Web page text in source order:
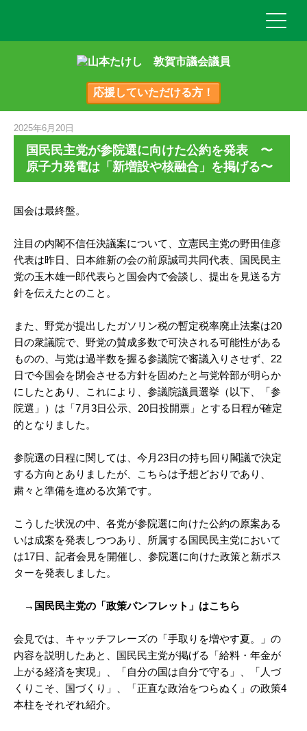
応援していただける方！
2025年6月20日
国民民主党が参院選に向けた公約を発表 〜
原子力発電は「新増設や核融合」を掲げる〜
国会は最終盤。
注目の内閣不信任決議案について、立憲民主党の野田佳彦
代表は昨日、日本維新の会の前原誠司共同代表、国民民主
党の玉木雄一郎代表らと国会内で会談し、提出を見送る方
針を伝えたとのこと。
また、野党が提出したガソリン税の暫定税率廃止法案は20
日の衆議院で、野党の賛成多数で可決される可能性がある
ものの、与党は過半数を握る参議院で審議入りさせず、22
日で今国会を閉会させる方針を固めたと与党幹部が明らか
にしたとあり、これにより、参議院議員選挙（以下、「参
院選」）は「7月3日公示、20日投開票」とする日程が確定
的となりました。
参院選の日程に関しては、今月23日の持ち回り閣議で決定
する方向とありましたが、こちらは予想どおりであり、
粛々と準備を進める次第です。
こうした状況の中、各党が参院選に向けた公約の原案ある
いは成案を発表しつつあり、所属する国民民主党において
は17日、記者会見を開催し、参院選に向けた政策と新ポス
ターを発表しました。
→国民民主党の「政策パンフレット」はこちら
会見では、キャッチフレーズの「手取りを増やす夏。」の
内容を説明したあと、国民民主党が掲げる「給料・年金が
上がる経済を実現」、「自分の国は自分で守る」、「人づ
くりこそ、国づくり」、「正直な政治をつらぬく」の政策4
本柱をそれぞれ紹介。